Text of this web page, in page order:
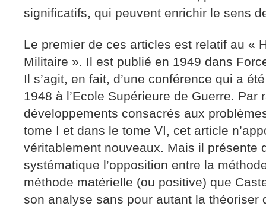
significatifs, qui peuvent enrichir le sens
Le premier de ces articles est relatif au «
Militaire ». Il est publié en 1949 dans
Il s’agit, en fait, d’une conférence qui a
1948 à l’Ecole Supérieure de Guerre. Par
développements consacrés aux
tome I et dans le tome VI, cet article
véritablement nouveaux. Mais il présente
systématique l’opposition entre la
méthode matérielle (ou positive) que
son analyse sans pour autant la théoriser